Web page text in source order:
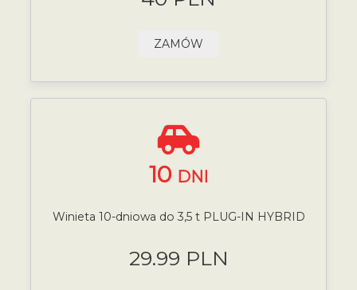
ZAMÓW
10 DNI
Winieta 10-dniowa do 3,5 t PLUG-IN HYBRID
29.99 PLN